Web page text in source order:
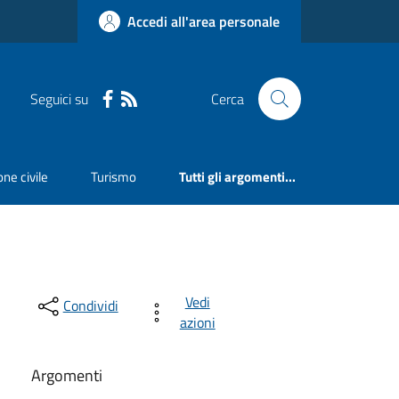
Accedi all'area personale
Seguici su Cerca
civile Turismo Tutti gli argomenti...
Condividi
Vedi
azioni
Argomenti